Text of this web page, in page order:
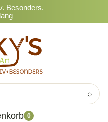
Besonders.
⌕
0